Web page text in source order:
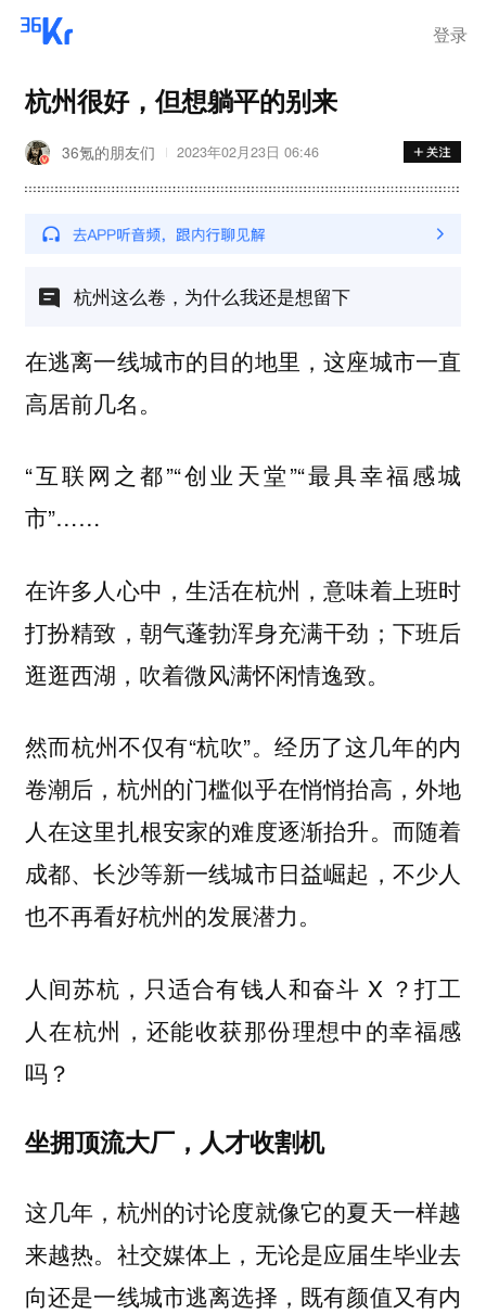
登录
杭州很好，但想躺平的别来
36氪的朋友们 2023年02月23日 06:46
杭州这么卷，为什么我还是想留下
在逃离一线城市的目的地里，这座城市一直
高居前几名。
“互联网之都”“创业天堂”“最具幸福感城
市”……
在许多人心中，生活在杭州，意味着上班时
打扮精致，朝气蓬勃浑身充满干劲；下班后
逛逛西湖，吹着微风满怀闲情逸致。
然而杭州不仅有“杭吹”。经历了这几年的内
卷潮后，杭州的门槛似乎在悄悄抬高，外地
人在这里扎根安家的难度逐渐抬升。而随着
成都、长沙等新一线城市日益崛起，不少人
也不再看好杭州的发展潜力。
人间苏杭，只适合有钱人和奋斗 X ？打工
人在杭州，还能收获那份理想中的幸福感
吗？
坐拥顶流大厂，人才收割机
这几年，杭州的讨论度就像它的夏天一样越
来越热。社交媒体上，无论是应届生毕业去
向还是一线城市逃离选择，既有颜值又有内